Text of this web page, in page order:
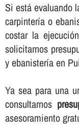
Si está evaluando
carpinterí­a o
costar la
solicitarnos
y ebanisterí­a en
Ya sea para una
consultarnos
asesoramiento